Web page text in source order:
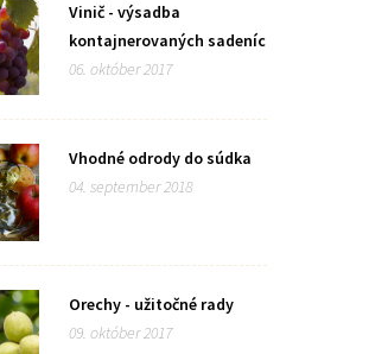
Vinič - výsadba
kontajnerovaných sadeníc
06. október 2017
Vhodné odrody do súdka
04. september 2018
Orechy - užitočné rady
09. október 2017